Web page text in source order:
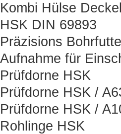
Kombi Hülse
HSK DIN 69893
Präzisions
Aufnahme für
Prüfdorne HSK
Prüfdorne HSK /
Prüfdorne HSK /
Rohlinge HSK